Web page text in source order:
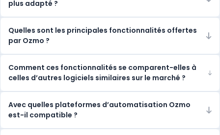
plus adapté ?
Quelles sont les principales fonctionnalités offertes
par Ozmo ?
Comment ces fonctionnalités se comparent-elles à
celles d’autres logiciels similaires sur le marché ?
Avec quelles plateformes d’automatisation Ozmo
est-il compatible ?